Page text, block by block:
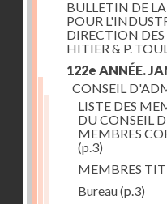
BULLETIN DE
POUR
DIRECTION DES
HITIER & P.
122e ANNÉE.
CONSEIL
LISTE DES
DU CONSEIL
MEMBRES
(p.3)
MEMBRES
Bureau(p.3)